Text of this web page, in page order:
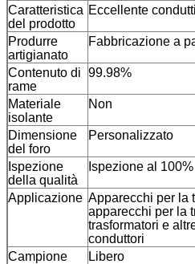
Caratteristica
del prodotto
Eccellente
Produrre
artigianato
Fabbricazione a
Contenuto di
rame
99.98%
Materiale
isolante
Non
Dimensione
del foro
Personalizzato
Ispezione
della qualità
Ispezione al 100%
Applicazione Apparecchi per la
apparecchi per la
trasformatori e
conduttori
Campione
Libero